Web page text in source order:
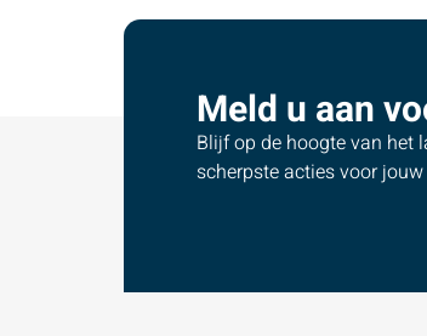
Meld u aan
Blijf op de hoogte van het
scherpste acties voor